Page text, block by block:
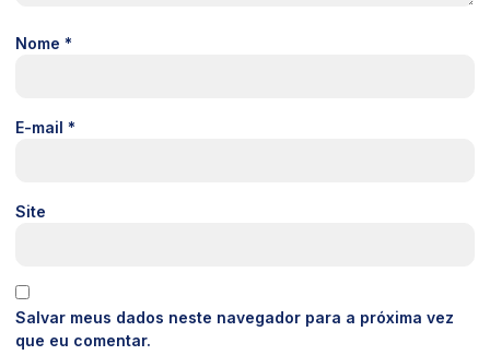
Nome *
E-mail *
Site
Salvar meus dados neste navegador para a próxima vez
que eu comentar.